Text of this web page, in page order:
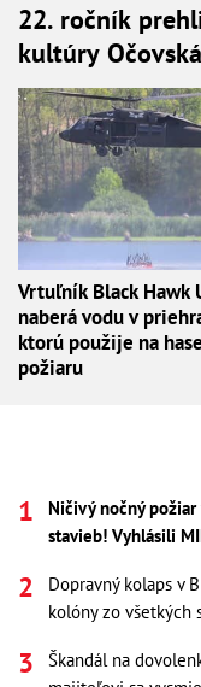
22. ročník
kultúry
Vrtuľník Black Hawk
naberá vodu v
ktorú použije na
požiaru
Ničivý nočný
stavieb! Vyhlásili
Dopravný kolaps v
kolóny zo všetkých
Škandál na